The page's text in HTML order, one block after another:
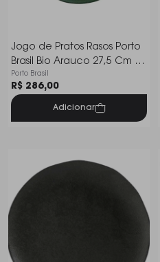
Jogo de Pratos Rasos Porto
Brasil Bio Arauco 27,5 Cm - 6
Peças
Porto Brasil
R$ 286,00
Adicionar